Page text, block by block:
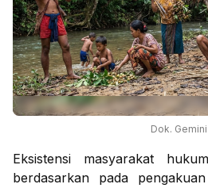
Dok. Gemini
Eksistensi masyarakat
berdasarkan pada